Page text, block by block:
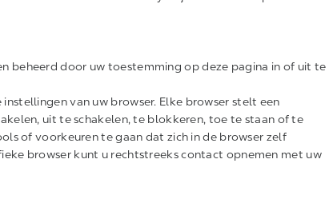
beheerd door uw toestemming op deze pagina in of uit te
van uw browser. Elke browser stelt een
uit te schakelen, te blokkeren, toe te staan of te
of voorkeuren te gaan dat zich in de browser zelf
browser kunt u rechtstreeks contact opnemen met uw